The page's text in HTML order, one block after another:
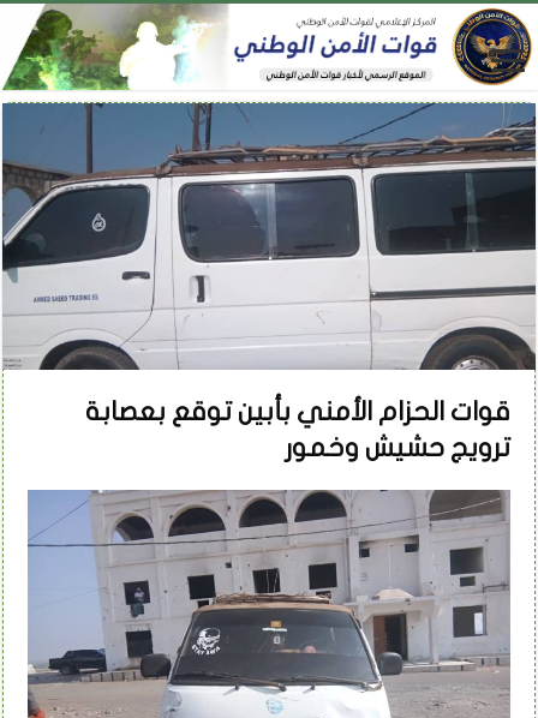
قوات الحزام الأمني بأبين توقع بعصابة
ترويج حشيش وخمور